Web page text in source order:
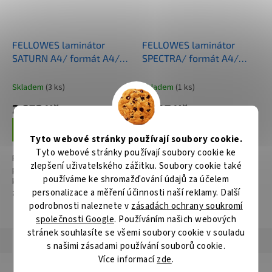
Tyto webové stránky používají soubory cookie.
Tyto webové stránky používají soubory cookie ke
zlepšení uživatelského zážitku. Soubory cookie také
používáme ke shromažďování údajů za účelem
personalizace a měření účinnosti naší reklamy. Další
podrobnosti naleznete v zásadách ochrany soukromí
společnosti Google. Používáním našich webových
stránek souhlasíte se všemi soubory cookie v souladu
s našimi zásadami používání souborů cookie.
Více informacízde.
FELLOWES laminátor
SATURN A4/ formát A4/
fólie 80-125 mic
Skladem (3 ks)
2 873 Kč
Fellowes Saturn 3i A4; Laminátor
pro domácnost či malou
kancelář . Umožňuje laminování
za tepla i za studena ve formátu
A4 bez nutnosti použití
ochranné obálky. Díky systému
Jam...
FELLOWES laminátor
SPECTRA/ formát A4/
fólie 125 mic/ černo-
stříbrný
Skladem (1 ks)
1 307 Kč
Fellowes Spectra A4; Laminátor
pro osobní použití umožňuje
laminování za tepla ve formátu
A4 bez nutnosti použití
ochranné obálky. Vyznačuje se
snadnou obsluhou a žádnými...
Hodnocení Diskuze